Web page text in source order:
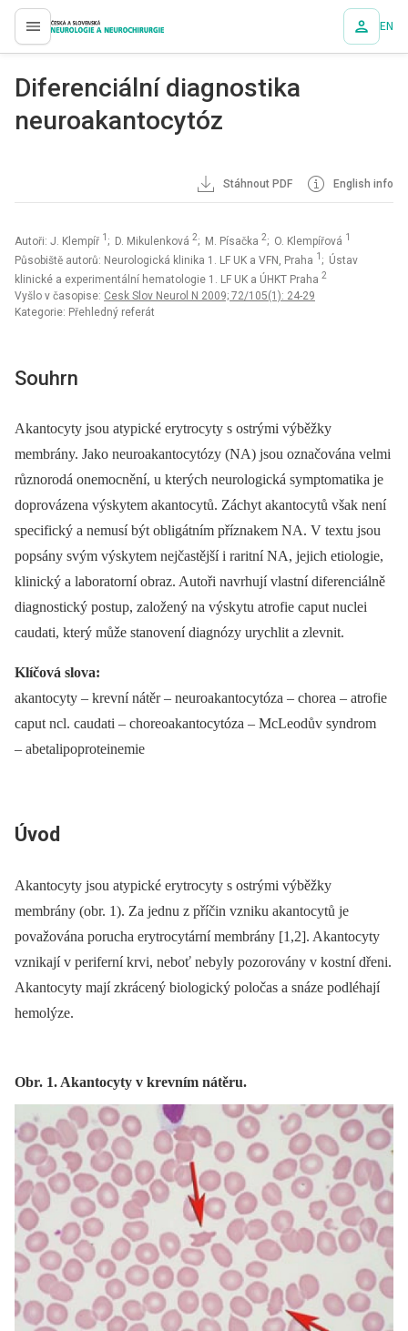
proLékaře.cz EN
Diferenciální diagnostika
neuroakantocytóz
Stáhnout PDF English info
Autoři: J. Klempíř 1 ; D. Mikulenková 2; M. Písačka 2; O. Klempířová 1
Působiště autorů: Neurologická klinika 1. LF UK a VFN, Praha 1 ; Ústav
klinické a experimentální hematologie 1. LF UK a ÚHKT Praha 2
Vyšlo v časopise: Cesk Slov Neurol N 2009; 72/105(1): 24-29
Kategorie: Přehledný referát
Souhrn
Akantocyty jsou atypické erytrocyty s ostrými výběžky
membrány. Jako neuroakantocytózy (NA) jsou označována velmi
různorodá onemocnění, u kterých neurologická symptomatika je
doprovázena výskytem akantocytů. Záchyt akantocytů však není
specifický a nemusí být obligátním příznakem NA. V textu jsou
popsány svým výskytem nejčastější i raritní NA, jejich etiologie,
klinický a laboratorní obraz. Autoři navrhují vlastní diferenciálně
diagnostický postup, založený na výskytu atrofie caput nuclei
caudati, který může stanovení diagnózy urychlit a zlevnit.
Klíčová slova:
akantocyty –⁠ krevní nátěr –⁠ neuroakantocytóza –⁠ chorea –⁠ atrofie
caput ncl. caudati –⁠ choreoakantocytóza –⁠ McLeodův syndrom
–⁠ abetalipoproteinemie
Úvod
Akantocyty jsou atypické erytrocyty s ostrými výběžky
membrány (obr. 1). Za jednu z příčin vzniku akantocytů je
považována porucha erytrocytární membrány [1,2]. Akantocyty
vznikají v periferní krvi, neboť nebyly pozorovány v kostní dřeni.
Akantocyty mají zkrácený biologický poločas a snáze podléhají
hemolýze.
Obr. 1. Akantocyty v krevním nátěru.